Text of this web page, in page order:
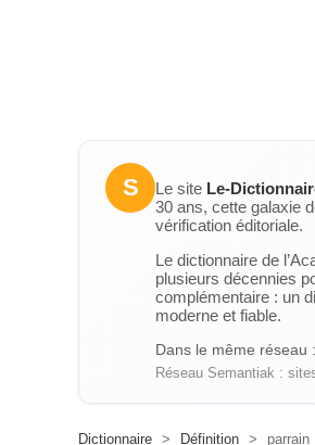
S Le site Le-
30 ans, cette galaxie
vérification éditoriale.
Le dictionnaire de
plusieurs décennies
complémentaire : un
moderne et fiable.
Dans le même réseau :
Réseau Semantiak :
Dictionnaire > Définition > parrain